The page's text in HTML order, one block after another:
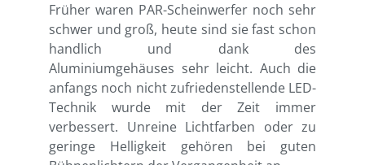
Früher waren PAR-Scheinwerfer noch sehr
schwer und groß, heute sind sie fast schon
handlich und dank des
Aluminiumgehäuses sehr leicht. Auch die
anfangs noch nicht zufriedenstellende LED-
Technik wurde mit der Zeit immer
verbessert. Unreine Lichtfarben oder zu
geringe Helligkeit gehören bei guten